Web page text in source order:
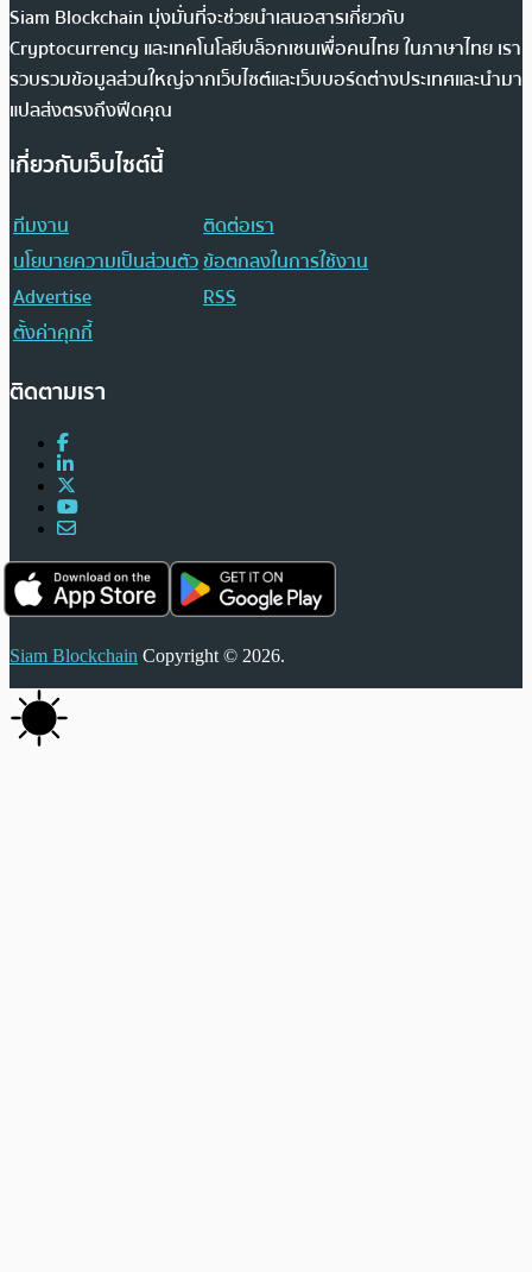
Siam Blockchain มุ่งมั่นที่จะช่วยนำเสนอสารเกี่ยวกับ
Cryptocurrency และเทคโนโลยีบล็อกเชนเพื่อคนไทย ในภาษาไทย เรา
รวบรวมข้อมูลส่วนใหญ่จากเว็บไซต์และเว็บบอร์ดต่างประเทศและนำมา
แปลส่งตรงถึงฟีดคุณ
เกี่ยวกับเว็บไซต์นี้
ทีมงาน
ติดต่อเรา
นโยบายความเป็นส่วนตัวข้อตกลงในการใช้งาน
Advertise
RSS
ตั้งค่าคุกกี้
ติดตามเรา
Siam Blockchain Copyright © 2026.